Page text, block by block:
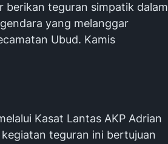
berikan teguran simpatik dalam
yang melanggar
Ubud. Kamis
Kasat Lantas AKP Adrian
kegiatan teguran ini bertujuan